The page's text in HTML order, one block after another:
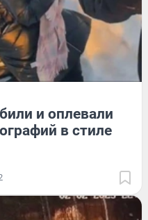
и оплевали
в стиле